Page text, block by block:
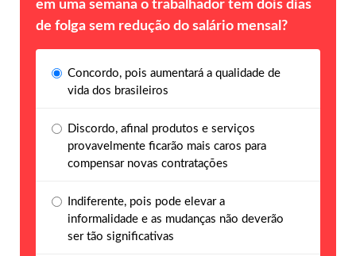
em uma semana o trabalhador tem dois dias
de folga sem redução do salário mensal?
Concordo, pois aumentará a qualidade de
vida dos brasileiros
Discordo, afinal produtos e serviços
provavelmente ficarão mais caros para
compensar novas contratações
Indiferente, pois pode elevar a
informalidade e as mudanças não deverão
ser tão significativas